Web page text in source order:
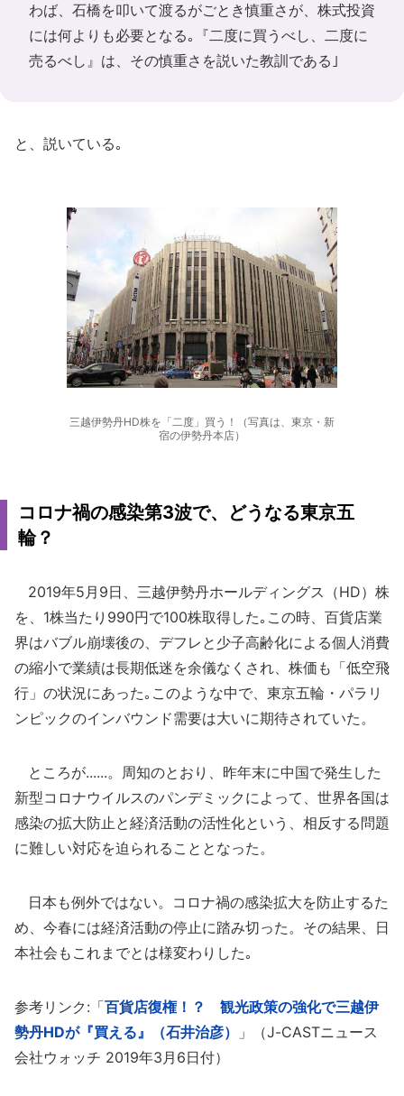
わば、石橋を叩いて渡るがごとき慎重さが、株式投資
には何よりも必要となる｡『二度に買うべし、二度に
売るべし』は、その慎重さを説いた教訓である｣
と、説いている｡
三越伊勢丹HD株を「二度」買う！（写真は、東京・新
宿の伊勢丹本店）
コロナ禍の感染第3波で、どうなる東京五
輪？
2019年5月9日、三越伊勢丹ホールディングス（HD）株
を、1株当たり990円で100株取得した｡この時、百貨店業
界はバブル崩壊後の、デフレと少子高齢化による個人消費
の縮小で業績は長期低迷を余儀なくされ、株価も「低空飛
行」の状況にあった｡このような中で、東京五輪・パラリ
ンピックのインバウンド需要は大いに期待されていた。
ところが......。周知のとおり、昨年末に中国で発生した
新型コロナウイルスのパンデミックによって、世界各国は
感染の拡大防止と経済活動の活性化という、相反する問題
に難しい対応を迫られることとなった。
日本も例外ではない。コロナ禍の感染拡大を防止するた
め、今春には経済活動の停止に踏み切った。その結果、日
本社会もこれまでとは様変わりした｡
参考リンク:「百貨店復権！？ 観光政策の強化で三越伊
勢丹HDが『買える』（石井治彦）
」（J-CASTニュース
会社ウォッチ 2019年3月6日付）